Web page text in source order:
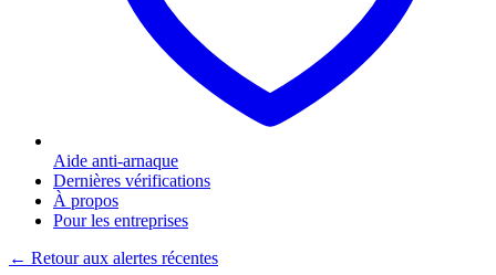
Aide anti-arnaque
Dernières vérifications
À propos
Pour les entreprises
← Retour aux alertes récentes